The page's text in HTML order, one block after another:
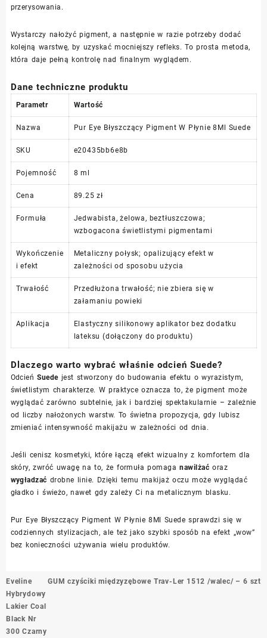
przerysowania.
Wystarczy nałożyć pigment, a następnie w razie potrzeby dodać
kolejną warstwę, by uzyskać mocniejszy refleks. To prosta metoda,
która daje pełną kontrolę nad finalnym wyglądem.
Dane techniczne produktu
Parametr Wartość
Nazwa Pur Eye Błyszczący Pigment W Płynie 8Ml Suede
SKU e20435bb6e8b
Pojemność 8 ml
Cena 89.25 zł
Formuła
Jedwabista, żelowa, beztłuszczowa;
wzbogacona świetlistymi pigmentami
Wykończenie
i efekt
Metaliczny połysk; opalizujący efekt w
zależności od sposobu użycia
Trwałość
Przedłużona trwałość; nie zbiera się w
załamaniu powieki
Aplikacja
Elastyczny silikonowy aplikator bez dodatku
lateksu (dołączony do produktu)
Dlaczego warto wybrać właśnie odcień Suede?
OdcieńSuedejest stworzony do budowania efektu o wyrazistym,
świetlistym charakterze. W praktyce oznacza to, że pigment może
wyglądać zarówno subtelnie, jak i bardziej spektakularnie – zależnie
od liczby nałożonych warstw. To świetna propozycja, gdy lubisz
zmieniać intensywność makijażu w zależności od dnia.
Jeśli cenisz kosmetyki, które łączą efekt wizualny z komfortem dla
skóry, zwróć uwagę na to, że formuła pomaganawilżać oraz
wygładzać drobne linie. Dzięki temu makijaż oczu może wyglądać
gładko i świeżo, nawet gdy zależy Ci na metalicznym blasku.
Pur Eye Błyszczący Pigment W Płynie 8Ml Suede sprawdzi się w
codziennych stylizacjach, ale też jako szybki sposób na efekt „wow”
bez konieczności używania wielu produktów.
Nawigacja
wpisu
Eveline
Hybrydowy
Lakier Coal
Black Nr
300 Czarny
GUM czyściki międzyzębowe Trav-Ler 1512 /walec/ – 6 szt